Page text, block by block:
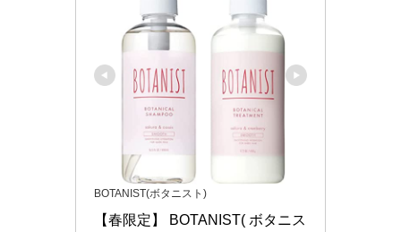
BOTANIST(ボタニスト)
【春限定】 BOTANIST( ボタニス